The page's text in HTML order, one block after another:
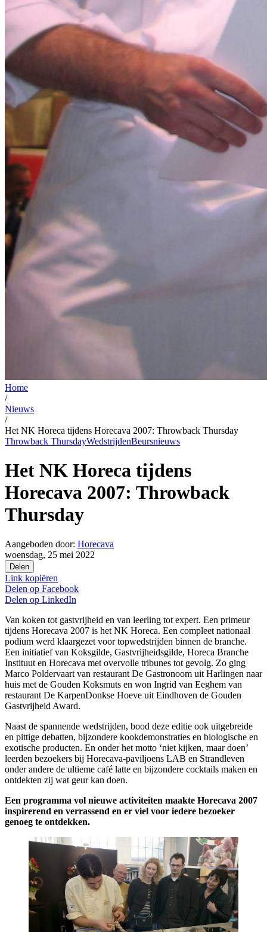
Home
/
Nieuws
/
Het NK Horeca tijdens Horecava 2007: Throwback Thursday
Throwback ThursdayWedstrijdenBeursnieuws
Het NK Horeca tijdens
Horecava 2007: Throwback
Thursday
Aangeboden door: Horecava
woensdag, 25 mei 2022
Delen
Link kopiëren
Delen op Facebook
Delen op LinkedIn
Van koken tot gastvrijheid en van leerling tot expert. Een primeur
tijdens Horecava 2007 is het NK Horeca. Een compleet nationaal
podium werd klaargezet voor topwedstrijden binnen de branche.
Een initiatief van Koksgilde, Gastvrijheidsgilde, Horeca Branche
Instituut en Horecava met overvolle tribunes tot gevolg. Zo ging
Marco Poldervaart van restaurant De Gastronoom uit Harlingen naar
huis met de Gouden Koksmuts en won Ingrid van Eeghem van
restaurant De KarpenDonkse Hoeve uit Eindhoven de Gouden
Gastvrijheid Award.
Naast de spannende wedstrijden, bood deze editie ook uitgebreide
en pittige debatten, bijzondere kookdemonstraties en biologische en
exotische producten. En onder het motto ‘niet kijken, maar doen’
leerden bezoekers bij Horecava-paviljoens LAB en Strandleven
onder andere de ultieme café latte en bijzondere cocktails maken en
ontdekten zij wat geur kan doen.
Een programma vol nieuwe activiteiten maakte Horecava 2007
inspirerend en verrassend en er viel voor iedere bezoeker
genoeg te ontdekken.